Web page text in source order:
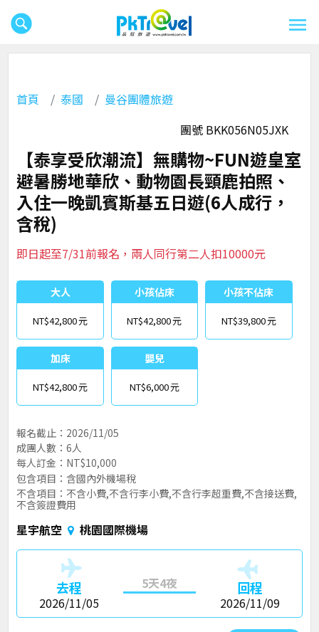
首頁 泰國
曼谷團體旅遊
團號 BKK056N05JXK
【泰享受欣潮流】無購物~FUN遊皇室
避暑勝地華欣、動物園長頸鹿拍照、
入住一晚凱賓斯基五日遊(6人成行，
含稅)
即日起至7/31前報名，兩人同行第二人扣10000元
大人
NT$42,800
小孩佔床
NT$42,800
小孩不佔床
NT$39,800
加床
NT$42,800
嬰兒
NT$6,000
報名截止：2026/11/05
成團人數：6人
每人訂金：NT$10,000
包含項目：含國內外機場稅
不含項目：不含小費,不含行李小費,不含行李超重費,不含接送費,
不含簽證費用
星宇航空 桃園國際機場
去程
2026/11/05
5天4夜 回程
2026/11/09